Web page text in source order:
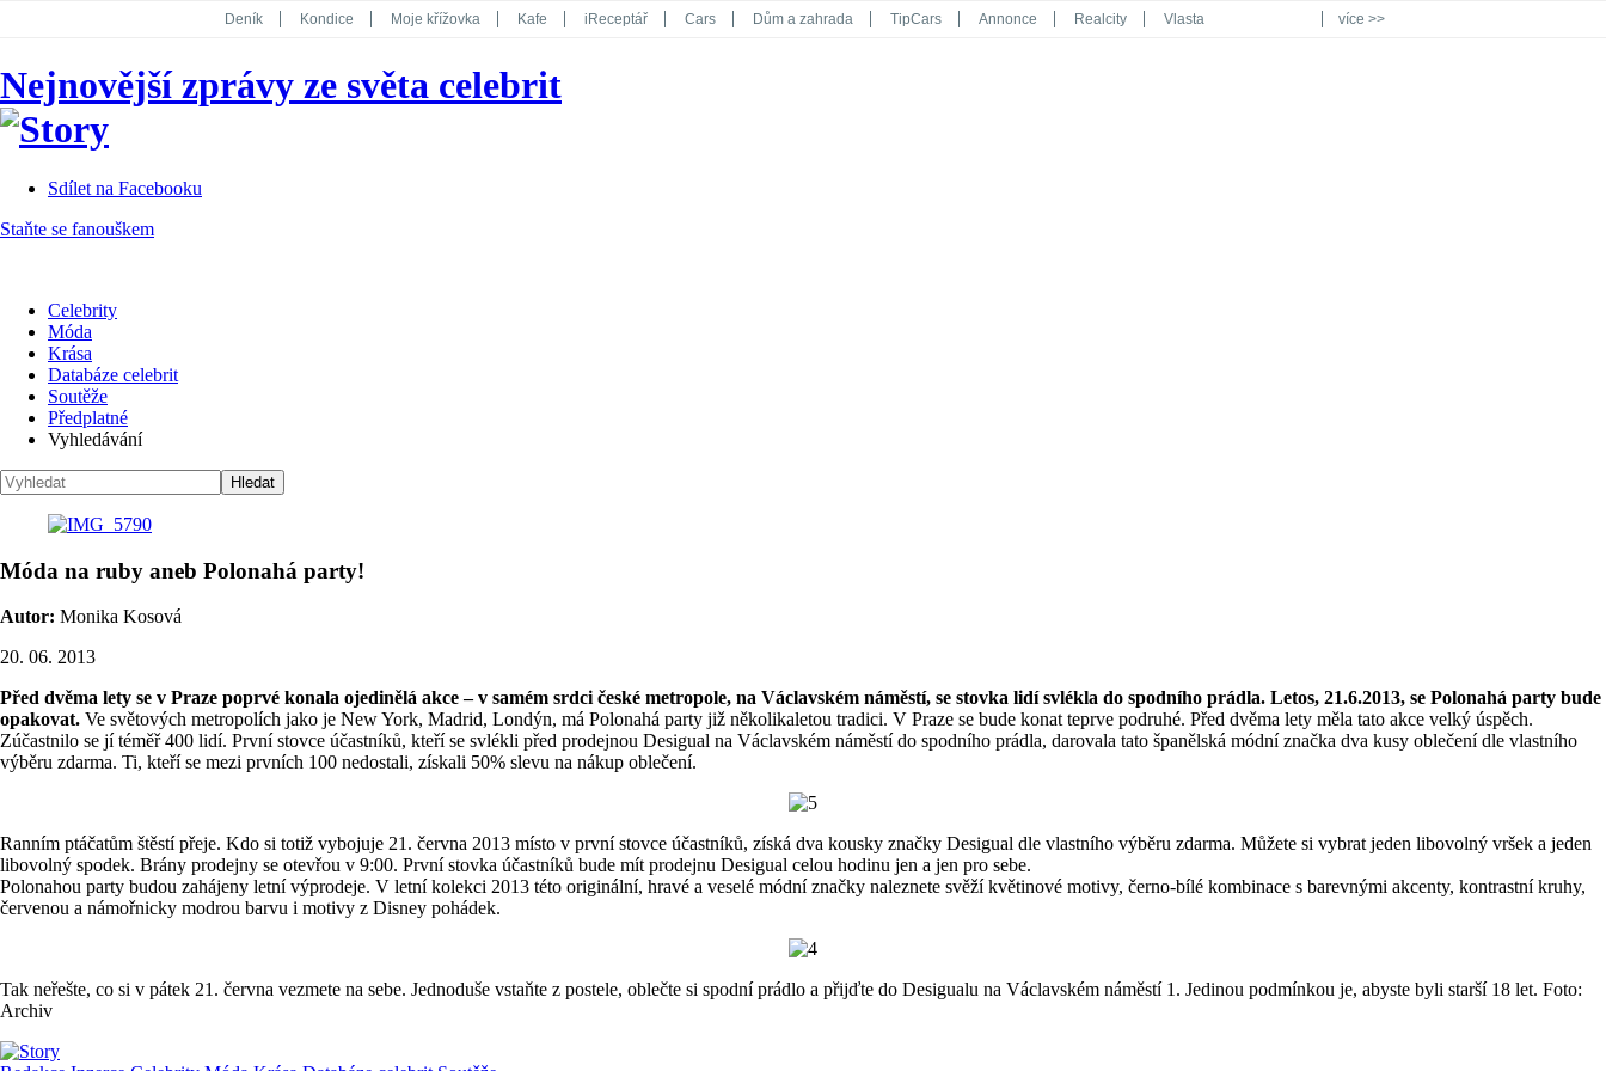
Deník Kondice Moje křížovka Kafe iReceptář Cars Dům a zahrada TipCars Annonce Realcity Vlasta
Koktejl
více >>
Nejnovější zprávy ze světa celebrit
Sdílet na Facebooku
Staňte se fanouškem
Celebrity
Móda
Krása
Databáze celebrit
Soutěže
Předplatné
Vyhledávání
Móda na ruby aneb Polonahá party!
Autor: Monika Kosová
20. 06. 2013
Před dvěma lety se v Praze poprvé konala ojedinělá akce – v samém srdci české metropole, na Václavském náměstí, se stovka lidí svlékla do spodního prádla. Letos, 21.6.2013, se Polonahá party bude
opakovat. Ve světových metropolích jako je New York, Madrid, Londýn, má Polonahá party již několikaletou tradici. V Praze se bude konat teprve podruhé. Před dvěma lety měla tato akce velký úspěch.
Zúčastnilo se jí téměř 400 lidí. První stovce účastníků, kteří se svlékli před prodejnou Desigual na Václavském náměstí do spodního prádla, darovala tato španělská módní značka dva kusy oblečení dle vlastního
výběru zdarma. Ti, kteří se mezi prvních 100 nedostali, získali 50% slevu na nákup oblečení.
Ranním ptáčatům štěstí přeje. Kdo si totiž vybojuje 21. června 2013 místo v první stovce účastníků, získá dva kousky značky Desigual dle vlastního výběru zdarma. Můžete si vybrat jeden libovolný vršek a jeden
libovolný spodek. Brány prodejny se otevřou v 9:00. První stovka účastníků bude mít prodejnu Desigual celou hodinu jen a jen pro sebe.
Polonahou party budou zahájeny letní výprodeje. V letní kolekci 2013 této originální, hravé a veselé módní značky naleznete svěží květinové motivy, černo-bílé kombinace s barevnými akcenty, kontrastní kruhy,
červenou a námořnicky modrou barvu i motivy z Disney pohádek.
Tak neřešte, co si v pátek 21. června vezmete na sebe. Jednoduše vstaňte z postele, oblečte si spodní prádlo a přijďte do Desigualu na Václavském náměstí 1. Jedinou podmínkou je, abyste byli starší 18 let. Foto:
Archiv